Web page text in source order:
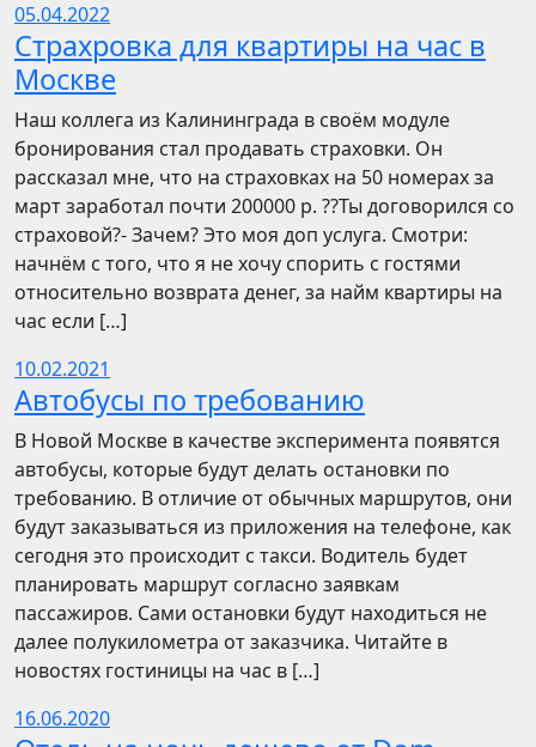
05.04.2022
Страхровка для квартиры на час в
Москве
Наш коллега из Калининграда в своём модуле
бронирования стал продавать страховки. Он
рассказал мне, что на страховках на 50 номерах за
март заработал почти 200000 р. ??Ты договорился со
страховой?- Зачем? Это моя доп услуга. Смотри:
начнём с того, что я не хочу спорить с гостями
относительно возврата денег, за найм квартиры на
час если […]
10.02.2021
Автобусы по требованию
В Новой Москве в качестве эксперимента появятся
автобусы, которые будут делать остановки по
требованию. В отличие от обычных маршрутов, они
будут заказываться из приложения на телефоне, как
сегодня это происходит с такси. Водитель будет
планировать маршрут согласно заявкам
пассажиров. Сами остановки будут находиться не
далее полукилометра от заказчика. Читайте в
новостях гостиницы на час в […]
16.06.2020